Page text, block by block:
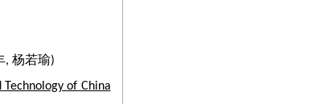
论文
, 杨若瑜)
of China